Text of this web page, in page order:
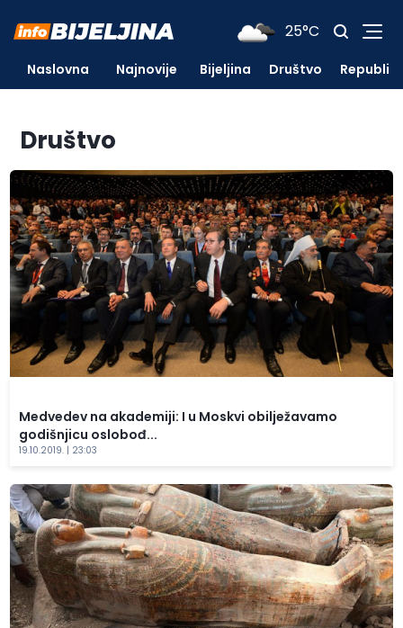
25°C
Naslovna Najnovije Bijeljina Društvo
Društvo
Medvedev na akademiji: I u Moskvi obilježavamo
godišnjicu oslobođ...
19.10.2019. | 23:03